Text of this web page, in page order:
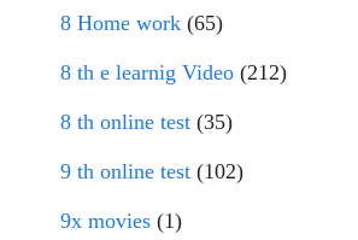
8 Home work (65)
8 th e learnig Video (212)
8 th online test (35)
9 th online test (102)
9x movies (1)